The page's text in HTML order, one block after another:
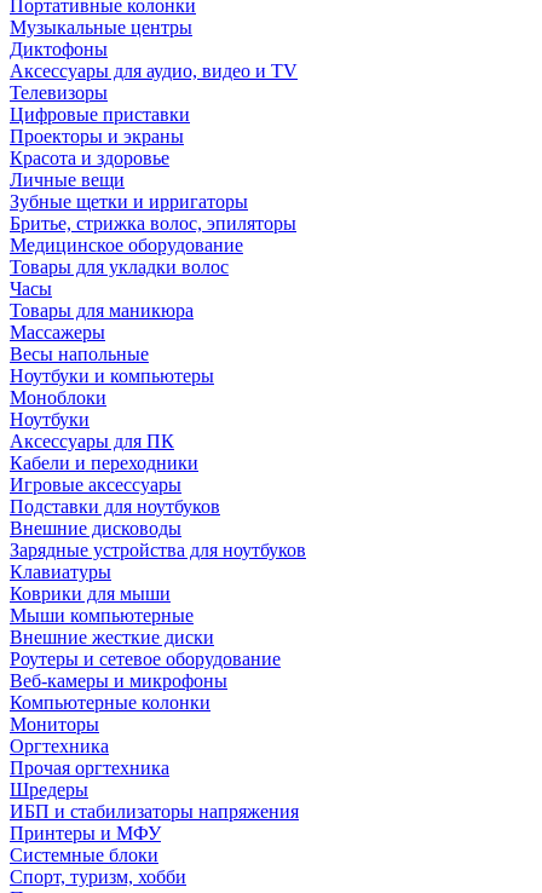
Портативные колонки
Музыкальные центры
Диктофоны
Аксессуары для аудио, видео и TV
Телевизоры
Цифровые приставки
Проекторы и экраны
Красота и здоровье
Личные вещи
Зубные щетки и ирригаторы
Бритье, стрижка волос, эпиляторы
Медицинское оборудование
Товары для укладки волос
Часы
Товары для маникюра
Массажеры
Весы напольные
Ноутбуки и компьютеры
Моноблоки
Ноутбуки
Аксессуары для ПК
Кабели и переходники
Игровые аксессуары
Подставки для ноутбуков
Внешние дисководы
Зарядные устройства для ноутбуков
Клавиатуры
Коврики для мыши
Мыши компьютерные
Внешние жесткие диски
Роутеры и сетевое оборудование
Веб-камеры и микрофоны
Компьютерные колонки
Мониторы
Оргтехника
Прочая оргтехника
Шредеры
ИБП и стабилизаторы напряжения
Принтеры и МФУ
Системные блоки
Спорт, туризм, хобби